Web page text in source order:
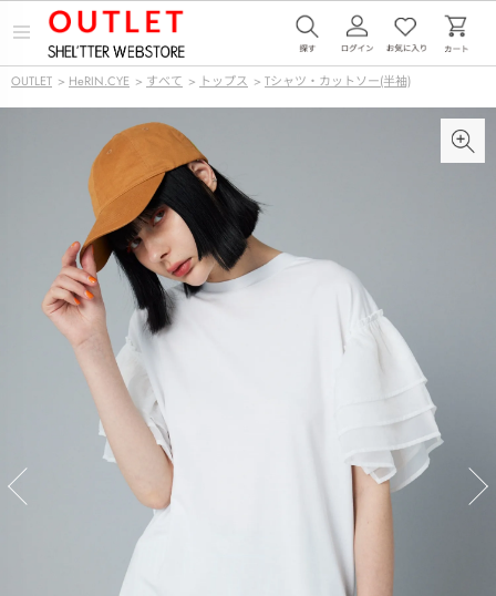
メ
ー
を
OUTLET > HeRIN.CYE > すべて > トップス > Tシャツ・カットソー(半袖)